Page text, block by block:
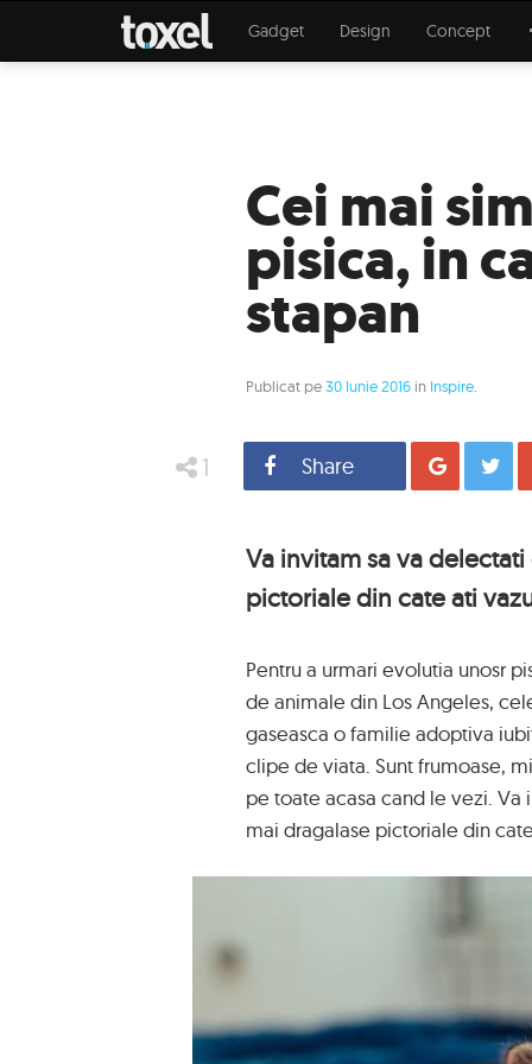
Gadget Design Concept
Cei mai
pisica, in
stapan
Publicat pe30 Iunie 2016 in Inspire
1 Share
Va invitam sa va
pictoriale din cate ati
Pentru a urmari evolutia unosr
de animale din Los Angeles,
gaseasca o familie adoptiva
clipe de viata. Sunt frumoase,
pe toate acasa cand le vezi.
mai dragalase pictoriale din